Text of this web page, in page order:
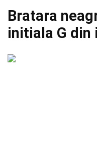
Bratara
initiala G din